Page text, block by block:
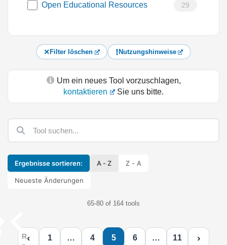
Open Educational Resources 29
Filter löschen Nutzungshinweise
Um ein neues Tool vorzuschlagen,
kontaktieren
Sie uns bitte.
Ergebnisse sortieren: A - Z Z - A
Neueste Änderungen
65-80 of 164 tools
R‹ 1 … 4 5 6 … 11 ›